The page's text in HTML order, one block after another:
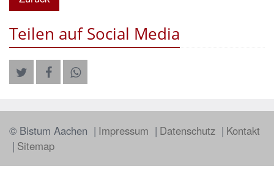
Teilen auf Social Media
© Bistum Aachen Impressum Datenschutz
Kontakt
Sitemap